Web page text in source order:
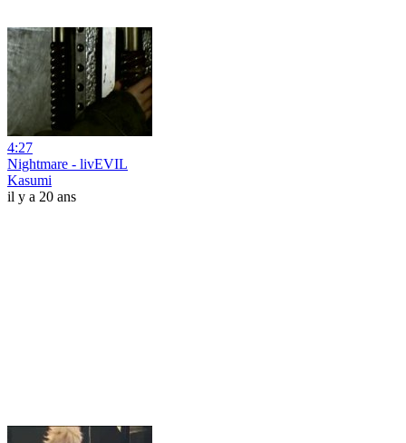
4:27
Nightmare - livEVIL
Kasumi
il y a 20 ans